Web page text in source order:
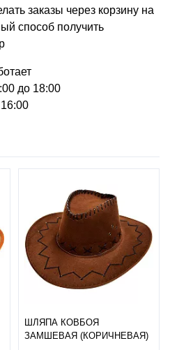
заказы через корзину на
способ получить
до 18:00
ШЛЯПА КОВБОЯ
ЗАМШЕВАЯ (КОРИЧНЕВАЯ)